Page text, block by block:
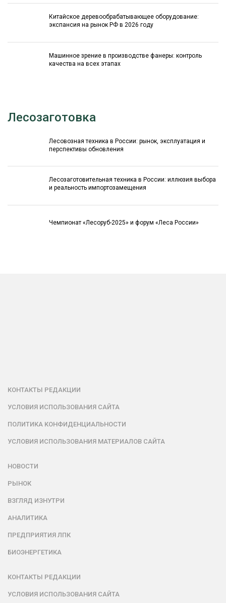
Китайское деревообрабатывающее оборудование:
экспансия на рынок РФ в 2026 году
Машинное зрение в производстве фанеры: контроль
качества на всех этапах
Лесозаготовка
Лесовозная техника в России: рынок, эксплуатация и
перспективы обновления
Лесозаготовительная техника в России: иллюзия выбора
и реальность импортозамещения
Чемпионат «Лесоруб-2025» и форум «Леса России»
КОНТАКТЫ РЕДАКЦИИ
УСЛОВИЯ ИСПОЛЬЗОВАНИЯ САЙТА
ПОЛИТИКА КОНФИДЕНЦИАЛЬНОСТИ
УСЛОВИЯ ИСПОЛЬЗОВАНИЯ МАТЕРИАЛОВ САЙТА
НОВОСТИ
РЫНОК
ВЗГЛЯД ИЗНУТРИ
АНАЛИТИКА
ПРЕДПРИЯТИЯ ЛПК
БИОЭНЕРГЕТИКА
КОНТАКТЫ РЕДАКЦИИ
УСЛОВИЯ ИСПОЛЬЗОВАНИЯ САЙТА